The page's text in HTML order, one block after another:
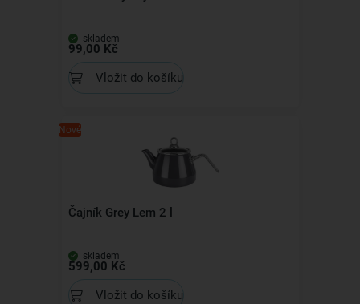
skladem
99,00 Kč
Vložit do košíku
Nové
Čajník Grey Lem 2 l
skladem
599,00 Kč
Vložit do košíku